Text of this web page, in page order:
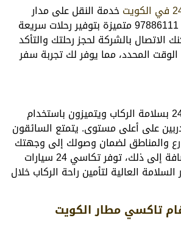
خدمة النقل على مدار
الساعة برقم الهاتف 97886111 متميزة بتوفير رحلات سريعة
الاتصال بالشركة لحجز رحلتك والتأكد
المحدد، مما يوفر لك تجربة سفر
تهتم خدمة تكاسي 24 بسلامة الركاب ويتميزون باستخدام
على أعلى مستوى. يتمتع السائقون
والمناطق لضمان وصولك إلى وجهتك
بأمان وسهولة. بالإضافة إلى ذلك، توفر تكاسي 24 سيارات
العالية لتأمين راحة الركاب خلال
تاكسي مطار الكويت